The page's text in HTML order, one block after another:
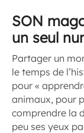
SON
un seul
Partager un
le temps de
pour «
animaux, pour
comprendre la
peu ses yeux